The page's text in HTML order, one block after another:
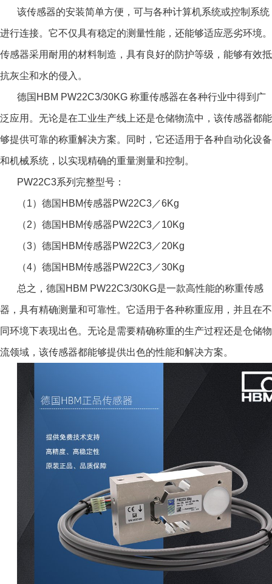
该传感器的安装简单方便，可与各种计算机系统或控制系统
进行连接。它不仅具有稳定的测量性能，还能够适应恶劣环境。
传感器采用耐用的材料制造，具有良好的防护等级，能够有效抵
抗灰尘和水的侵入。
德国HBM PW22C3/30KG 称重传感器在各种行业中得到广
泛应用。无论是在工业生产线上还是仓储物流中，该传感器都能
够提供可靠的称重解决方案。同时，它还适用于各种自动化设备
和机械系统，以实现精确的重量测量和控制。
PW22C3系列完整型号：
（1）德国HBM传感器PW22C3／6Kg
（2）德国HBM传感器PW22C3／10Kg
（3）德国HBM传感器PW22C3／20Kg
（4）德国HBM传感器PW22C3／30Kg
总之，德国HBM PW22C3/30KG是一款高性能的称重传感
器，具有精确测量和可靠性。它适用于各种称重应用，并且在不
同环境下表现出色。无论是需要精确称重的生产过程还是仓储物
流领域，该传感器都能够提供出色的性能和解决方案。